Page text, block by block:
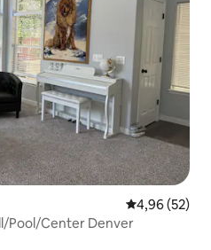
Évaluation
4,96 (52)
Pool/Center Denver